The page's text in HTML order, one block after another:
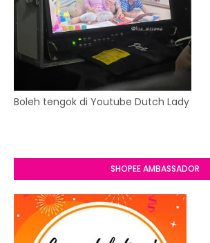
Boleh tengok di Youtube Dutch Lady
SHOPEE AMBASSADOR